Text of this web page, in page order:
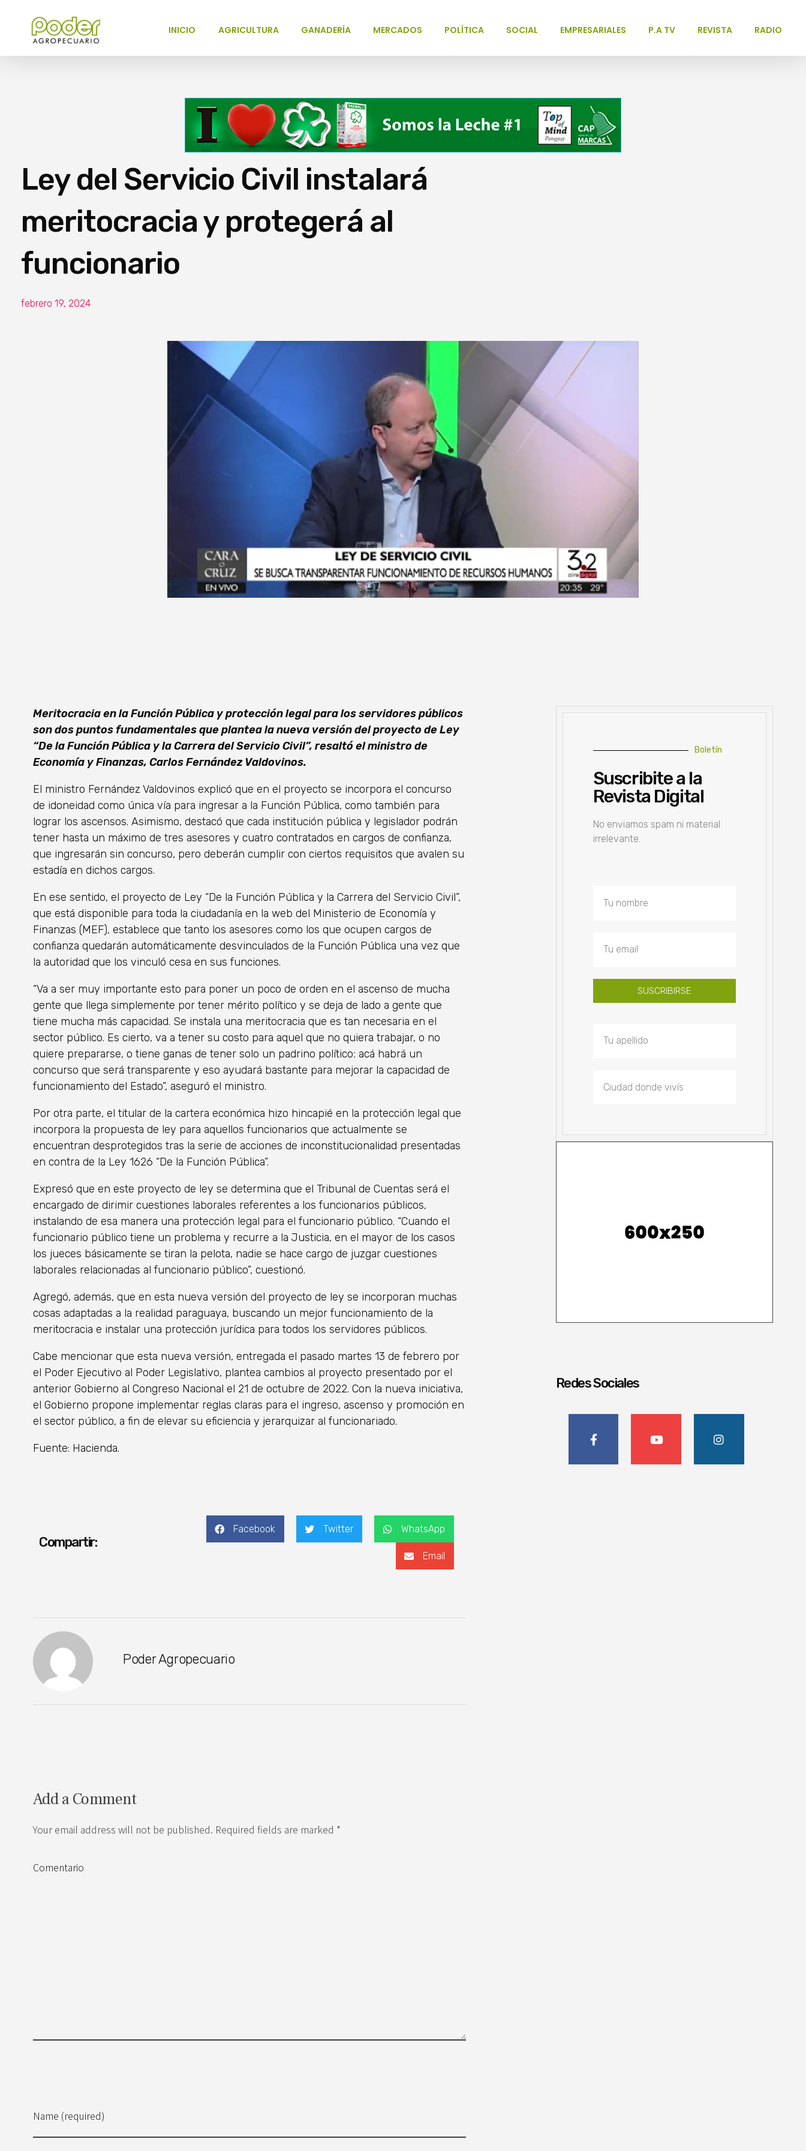
INICIO AGRICULTURA GANADERÍA MERCADOS POLÍTICA SOCIAL EMPRESARIALES P.A TV REVISTA RADIO
Ley del Servicio Civil instalará
meritocracia y protegerá al
funcionario
febrero 19, 2024
Meritocracia en la Función Pública y protección legal para los servidores públicos
son dos puntos fundamentales que plantea la nueva versión del proyecto de Ley
“De la Función Pública y la Carrera del Servicio Civil”, resaltó el ministro de
Economía y Finanzas, Carlos Fernández Valdovinos.
El ministro Fernández Valdovinos explicó que en el proyecto se incorpora el concurso
de idoneidad como única vía para ingresar a la Función Pública, como también para
lograr los ascensos. Asimismo, destacó que cada institución pública y legislador podrán
tener hasta un máximo de tres asesores y cuatro contratados en cargos de confianza,
que ingresarán sin concurso, pero deberán cumplir con ciertos requisitos que avalen su
estadía en dichos cargos.
En ese sentido, el proyecto de Ley “De la Función Pública y la Carrera del Servicio Civil”,
que está disponible para toda la ciudadanía en la web del Ministerio de Economía y
Finanzas (MEF), establece que tanto los asesores como los que ocupen cargos de
confianza quedarán automáticamente desvinculados de la Función Pública una vez que
la autoridad que los vinculó cesa en sus funciones.
“Va a ser muy importante esto para poner un poco de orden en el ascenso de mucha
gente que llega simplemente por tener mérito político y se deja de lado a gente que
tiene mucha más capacidad. Se instala una meritocracia que es tan necesaria en el
sector público. Es cierto, va a tener su costo para aquel que no quiera trabajar, o no
quiere prepararse, o tiene ganas de tener solo un padrino político; acá habrá un
concurso que será transparente y eso ayudará bastante para mejorar la capacidad de
funcionamiento del Estado”, aseguró el ministro.
Por otra parte, el titular de la cartera económica hizo hincapié en la protección legal que
incorpora la propuesta de ley para aquellos funcionarios que actualmente se
encuentran desprotegidos tras la serie de acciones de inconstitucionalidad presentadas
en contra de la Ley 1626 “De la Función Pública”.
Expresó que en este proyecto de ley se determina que el Tribunal de Cuentas será el
encargado de dirimir cuestiones laborales referentes a los funcionarios públicos,
instalando de esa manera una protección legal para el funcionario público. “Cuando el
funcionario público tiene un problema y recurre a la Justicia, en el mayor de los casos
los jueces básicamente se tiran la pelota, nadie se hace cargo de juzgar cuestiones
laborales relacionadas al funcionario público”, cuestionó.
Agregó, además, que en esta nueva versión del proyecto de ley se incorporan muchas
cosas adaptadas a la realidad paraguaya, buscando un mejor funcionamiento de la
meritocracia e instalar una protección jurídica para todos los servidores públicos.
Cabe mencionar que esta nueva versión, entregada el pasado martes 13 de febrero por
el Poder Ejecutivo al Poder Legislativo, plantea cambios al proyecto presentado por el
anterior Gobierno al Congreso Nacional el 21 de octubre de 2022. Con la nueva iniciativa,
el Gobierno propone implementar reglas claras para el ingreso, ascenso y promoción en
el sector público, a fin de elevar su eficiencia y jerarquizar al funcionariado.
Fuente: Hacienda.
Compartir:
Facebook Twitter WhatsApp
Email
Poder Agropecuario
Add a Comment
Your email address will not be published. Required fields are marked *
Name (required)
Comentario
Boletín
Suscribite a la
Revista Digital
No enviamos spam ni material
irrelevante.
SUSCRIBIRSE
Redes Sociales